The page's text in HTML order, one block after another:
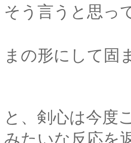
そう言うと思っ
案の定剣心
まの形にして固
してやった
と、剣心は今度
みたいな反応を